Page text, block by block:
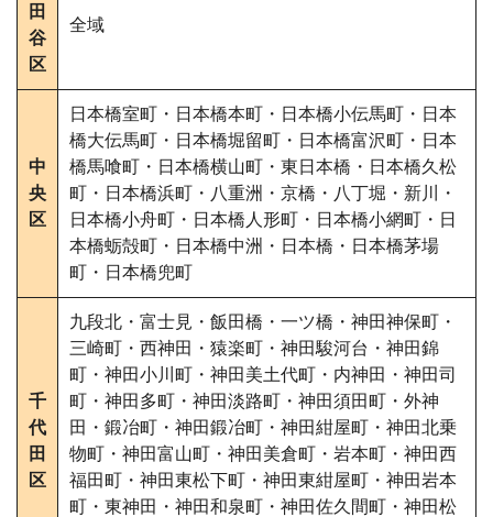
田
谷
区
全域
中
央
区
日本橋室町・日本橋本町・日本橋小伝馬町・日本
橋大伝馬町・日本橋堀留町・日本橋富沢町・日本
橋馬喰町・日本橋横山町・東日本橋・日本橋久松
町・日本橋浜町・八重洲・京橋・八丁堀・新川・
日本橋小舟町・日本橋人形町・日本橋小網町・日
本橋蛎殻町・日本橋中洲・日本橋・日本橋茅場
町・日本橋兜町
千
代
田
区
九段北・富士見・飯田橋・一ツ橋・神田神保町・
三崎町・西神田・猿楽町・神田駿河台・神田錦
町・神田小川町・神田美土代町・内神田・神田司
町・神田多町・神田淡路町・神田須田町・外神
田・鍛冶町・神田鍛冶町・神田紺屋町・神田北乗
物町・神田富山町・神田美倉町・岩本町・神田西
福田町・神田東松下町・神田東紺屋町・神田岩本
町・東神田・神田和泉町・神田佐久間町・神田松